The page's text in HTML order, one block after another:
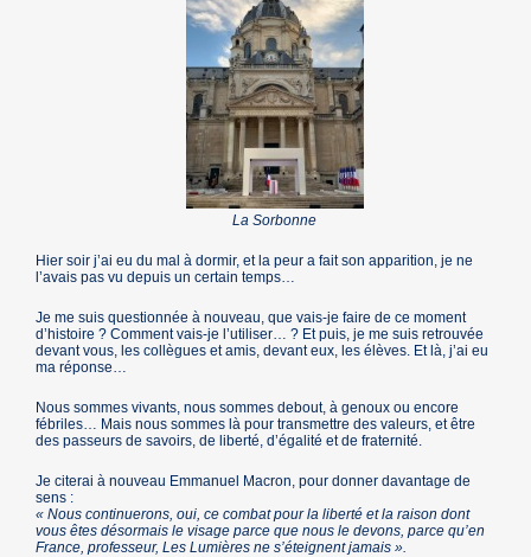
La Sorbonne
Hier soir j’ai eu du mal à dormir, et la peur a fait son apparition, je ne
l’avais pas vu depuis un certain temps…
Je me suis questionnée à nouveau, que vais-je faire de ce moment
d’histoire ? Comment vais-je l’utiliser… ? Et puis, je me suis retrouvée
devant vous, les collègues et amis, devant eux, les élèves. Et là, j’ai eu
ma réponse…
Nous sommes vivants, nous sommes debout, à genoux ou encore
fébriles… Mais nous sommes là pour transmettre des valeurs, et être
des passeurs de savoirs, de liberté, d’égalité et de fraternité.
Je citerai à nouveau Emmanuel Macron, pour donner davantage de
sens :
« Nous continuerons, oui, ce combat pour la liberté et la raison dont
vous êtes désormais le visage parce que nous le devons, parce qu’en
France, professeur, Les Lumières ne s’éteignent jamais ».